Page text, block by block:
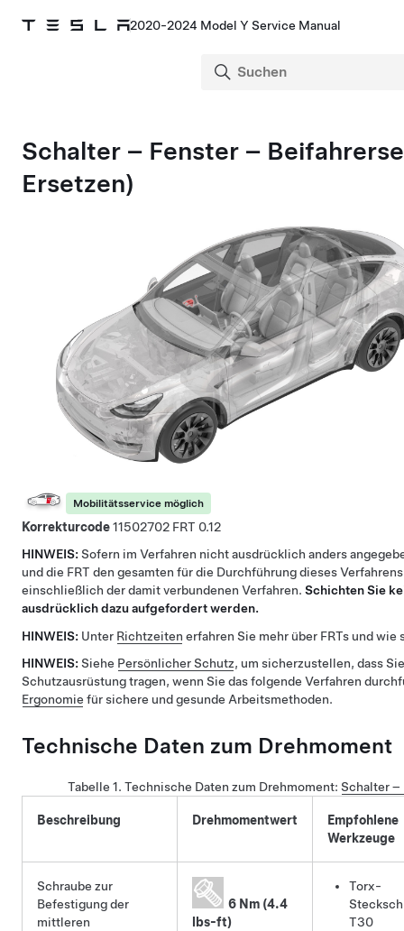
2020-2024 Model Y Service Manual
Schalter – Fenster –
Ersetzen)
Mobilitätsservice möglich
Korrekturcode11502702
0.12
HINWEIS: Sofern im Verfahren nicht ausdrücklich anders
und die FRT den gesamten für die Durchführung dieses
einschließlich der damit verbundenen Verfahren. Schichten Sie
ausdrücklich dazu aufgefordert werden.
HINWEIS: Unter Richtzeiten erfahren Sie mehr über FRTs und
HINWEIS: Siehe Persönlicher Schutz, um sicherzustellen, dass
Schutzausrüstung tragen, wenn Sie das folgende Verfahren
Ergonomie für sichere und gesunde Arbeitsmethoden.
Technische Daten zum Drehmoment
Tabelle 1. Technische Daten zum Drehmoment: Schalter –
Beschreibung Drehmomentwert
Empfohlene
Werkzeuge
Schraube zur
Befestigung der
mittleren
6 Nm (4.4
lbs-ft)
Torx-
T30